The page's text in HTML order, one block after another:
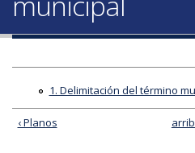
1. Delimitación del término
‹ Planos